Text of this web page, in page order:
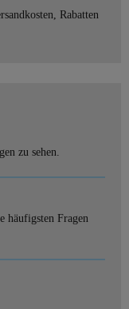
Rabatten
zu sehen.
häufigsten Fragen